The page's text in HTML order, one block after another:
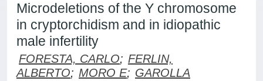
Microdeletions of the Y chromosome
in cryptorchidism and in idiopathic
male infertility
FORESTA, CARLO; FERLIN,
ALBERTO; MORO E; GAROLLA